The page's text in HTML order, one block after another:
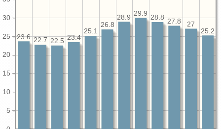
5
10
15
20
25
30
25.2
27
27.8
28.8
29.9
28.9
26.8
25.1
23.4
22.5
22.7
23.6